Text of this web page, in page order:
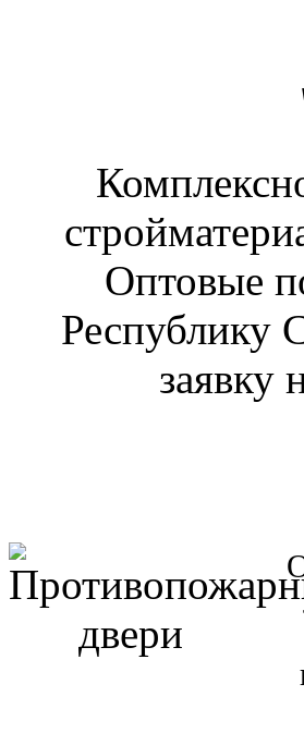
Оптовые
Республику
заявку